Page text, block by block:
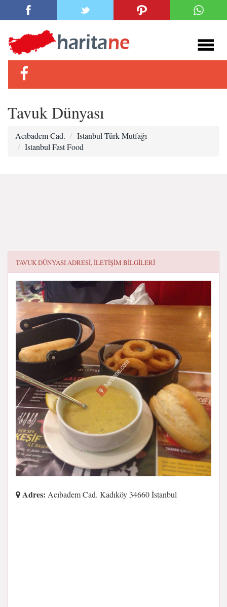
Tavuk Dünyası
Acıbadem Cad.
Istanbul Türk Mutfağı
Istanbul Fast Food
TAVUK DÜNYASIADRESI, ILETIŞIM BILGILERI
Adres: Acıbadem Cad. Kadıköy 34660 İstanbul